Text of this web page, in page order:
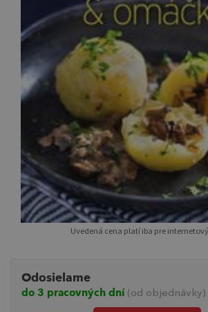
Uvedená cena platí iba pre
Odosielame
do 3 pracovných dní (od objednávky)